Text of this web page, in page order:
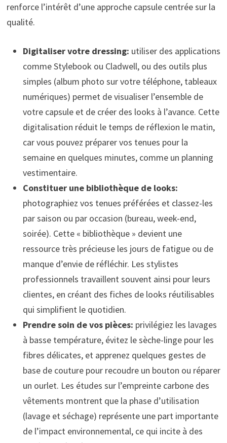
renforce l’intérêt d’une approche capsule centrée sur la
qualité.
Digitaliser votre dressing: utiliser des applications
comme Stylebook ou Cladwell, ou des outils plus
simples (album photo sur votre téléphone, tableaux
numériques) permet de visualiser l’ensemble de
votre capsule et de créer des looks à l’avance. Cette
digitalisation réduit le temps de réflexion le matin,
car vous pouvez préparer vos tenues pour la
semaine en quelques minutes, comme un planning
vestimentaire.
Constituer une bibliothèque de looks:
photographiez vos tenues préférées et classez-les
par saison ou par occasion (bureau, week-end,
soirée). Cette « bibliothèque » devient une
ressource très précieuse les jours de fatigue ou de
manque d’envie de réfléchir. Les stylistes
professionnels travaillent souvent ainsi pour leurs
clientes, en créant des fiches de looks réutilisables
qui simplifient le quotidien.
Prendre soin de vos pièces: privilégiez les lavages
à basse température, évitez le sèche-linge pour les
fibres délicates, et apprenez quelques gestes de
base de couture pour recoudre un bouton ou réparer
un ourlet. Les études sur l’empreinte carbone des
vêtements montrent que la phase d’utilisation
(lavage et séchage) représente une part importante
de l’impact environnemental, ce qui incite à des